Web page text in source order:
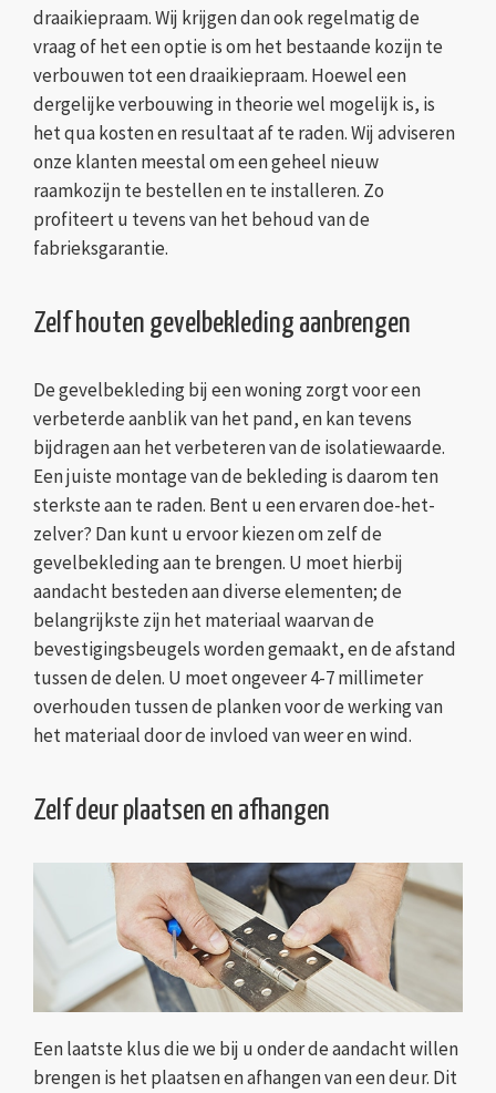
draaikiepraam. Wij krijgen dan ook regelmatig de
vraag of het een optie is om het bestaande kozijn te
verbouwen tot een draaikiepraam. Hoewel een
dergelijke verbouwing in theorie wel mogelijk is, is
het qua kosten en resultaat af te raden. Wij adviseren
onze klanten meestal om een geheel nieuw
raamkozijn te bestellen en te installeren. Zo
profiteert u tevens van het behoud van de
fabrieksgarantie.
Zelf houten gevelbekleding aanbrengen
De gevelbekleding bij een woning zorgt voor een
verbeterde aanblik van het pand, en kan tevens
bijdragen aan het verbeteren van de isolatiewaarde.
Een juiste montage van de bekleding is daarom ten
sterkste aan te raden. Bent u een ervaren doe-het-
zelver? Dan kunt u ervoor kiezen om zelf de
gevelbekleding aan te brengen. U moet hierbij
aandacht besteden aan diverse elementen; de
belangrijkste zijn het materiaal waarvan de
bevestigingsbeugels worden gemaakt, en de afstand
tussen de delen. U moet ongeveer 4-7 millimeter
overhouden tussen de planken voor de werking van
het materiaal door de invloed van weer en wind.
Zelf deur plaatsen en afhangen
Een laatste klus die we bij u onder de aandacht willen
brengen is het plaatsen en afhangen van een deur. Dit